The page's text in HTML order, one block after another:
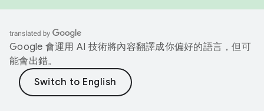
Google 會運用 AI 技術將內容翻譯成你偏好的語言，但可
能會出錯。